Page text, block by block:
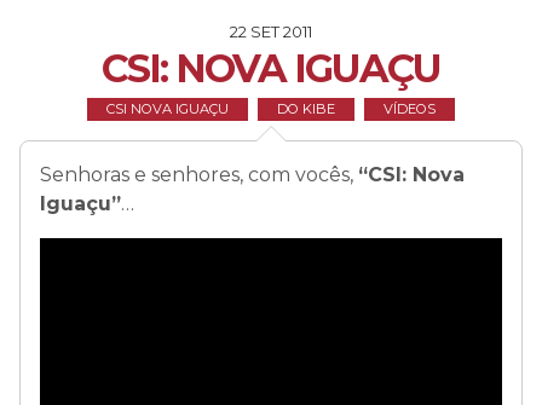
22 SET 2011
CSI: NOVA IGUAÇU
CSI NOVA IGUAÇU DO KIBE VÍDEOS
Senhoras e senhores, com vocês, “CSI: Nova
Iguaçu”…